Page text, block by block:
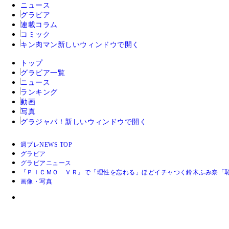
ニュース
グラビア
連載コラム
コミック
キン肉マン 新しいウィンドウで開く
トップ
グラビア一覧
ニュース
ランキング
動画
写真
グラジャパ！ 新しいウィンドウで開く
週プレNEWS TOP
グラビア
グラビアニュース
『ＰＩＣＭＯ ＶＲ』で「理性を忘れる」ほどイチャつく鈴木ふみ奈「
画像・写真